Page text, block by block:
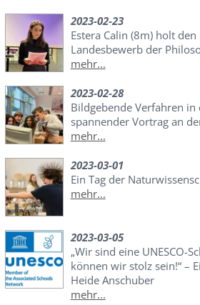
2023-02-23
Estera Calin (8m) holt
Landesbewerb der
mehr...
2023-02-28
Bildgebende Verfahren in
spannender Vortrag an
mehr...
2023-03-01
Ein Tag der
mehr...
2023-03-05
„Wir sind eine UNESCO-
können wir stolz sein!“ –
Heide Anschuber
mehr...